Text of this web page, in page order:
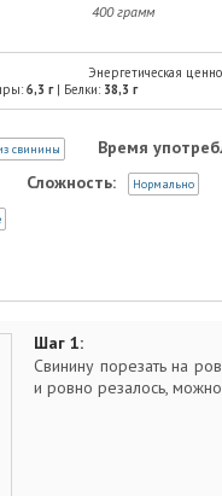
400 грамм
Энергетическая
6,3 г| Белки: 38,3 г
свинины
Время
Сложность: Нормально
Шаг 1:
Свинину порезать на
и ровно резалось,